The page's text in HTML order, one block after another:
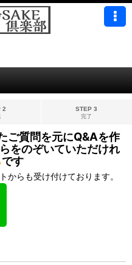
2
STEP 3
完了
ご質問を元にQ&Aを作
をのぞいていただけれ
です
からも受け付けております。